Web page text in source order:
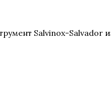
Salvinox-Salvador